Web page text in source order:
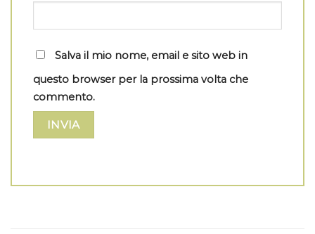
Salva il mio nome, email e sito web in
questo browser per la prossima volta che
commento.